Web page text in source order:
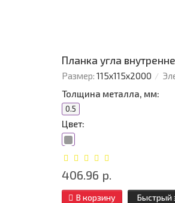
Планка угла
Размер: 115х115х2000
Толщина металла, мм:
0.5
Цвет:
406.96 р.
В корзину Быстрый